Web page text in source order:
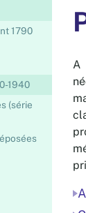
1790
1940
(série
A